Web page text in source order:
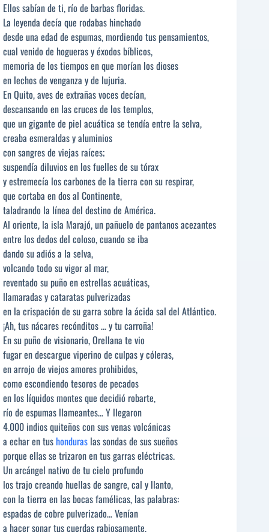
Ellos sabían de ti, río de barbas floridas.
La leyenda decía que rodabas hinchado
desde una edad de espumas, mordiendo tus pensamientos,
cual venido de hogueras y éxodos bíblicos,
memoria de los tiempos en que morían los dioses
en lechos de venganza y de lujuria.
En Quito, aves de extrañas voces decían,
descansando en las cruces de los templos,
que un gigante de piel acuática se tendía entre la selva,
creaba esmeraldas y aluminios
con sangres de viejas raíces;
suspendía diluvios en los fuelles de su tórax
y estremecía los carbones de la tierra con su respirar,
que cortaba en dos al Continente,
taladrando la línea del destino de América.
Al oriente, la isla Marajó, un pañuelo de pantanos acezantes
entre los dedos del coloso, cuando se iba
dando su adiós a la selva,
volcando todo su vigor al mar,
reventado su puño en estrellas acuáticas,
llamaradas y cataratas pulverizadas
en la crispación de su garra sobre la ácida sal del Atlántico.
¡Ah, tus nácares recónditos … y tu carroña!
En su puño de visionario, Orellana te vio
fugar en descargue viperino de culpas y cóleras,
en arrojo de viejos amores prohibidos,
como escondiendo tesoros de pecados
en los líquidos montes que decidió robarte,
río de espumas llameantes… Y llegaron
4.000 indios quiteños con sus venas volcánicas
a echar en tus honduras las sondas de sus sueños
porque ellas se trizaron en tus garras eléctricas.
Un arcángel nativo de tu cielo profundo
los trajo creando huellas de sangre, cal y llanto,
con la tierra en las bocas famélicas, las palabras:
espadas de cobre pulverizado… Venían
a hacer sonar tus cuerdas rabiosamente,